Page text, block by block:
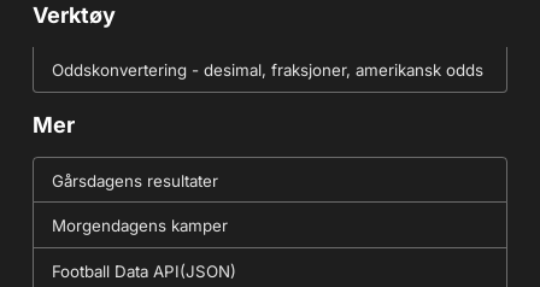
Verktøy
Oddskonvertering - desimal, fraksjoner, amerikansk odds
Mer
Gårsdagens resultater
Morgendagens kamper
Football Data API(JSON)